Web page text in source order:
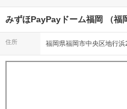
みずほPayPayドーム福岡 （福
住所 福岡県福岡市中央区地行浜